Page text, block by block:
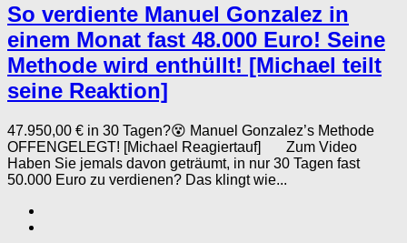
So verdiente Manuel Gonzalez in
einem Monat fast 48.000 Euro! Seine
Methode wird enthüllt! [Michael teilt
seine Reaktion]
47.950,00 € in 30 Tagen?😵 Manuel Gonzalez’s Methode
OFFENGELEGT! [Michael Reagiertauf] Zum Video
Haben Sie jemals davon geträumt, in nur 30 Tagen fast
50.000 Euro zu verdienen? Das klingt wie...